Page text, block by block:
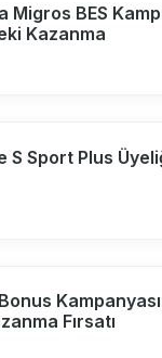
Migros BES
Kazanma
S Sport Plus
Fırsatı